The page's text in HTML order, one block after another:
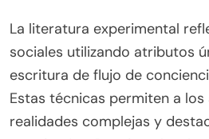
La literatura experimental
sociales utilizando atributos
escritura de flujo de
Estas técnicas permiten a
realidades complejas y